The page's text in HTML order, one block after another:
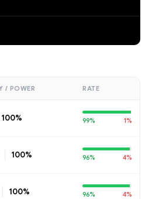
/ POWER RATE
100% 99% 1%
100% 96% 4%
100% 96% 4%